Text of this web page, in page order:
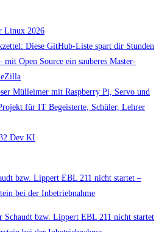
Linux 2026
Diese GitHub-Liste spart dir Stunden
Open Source ein sauberes Master-
Mülleimer mit Raspberry Pi, Servo und
für IT Begeisterte, Schüler, Lehrer
Dev KI
bzw. Lippert EBL 211 nicht startet –
bei der Inbetriebnahme
Schaudt bzw. Lippert EBL 211 nicht startet